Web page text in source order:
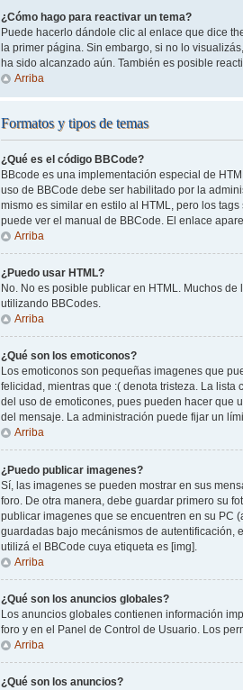
¿Cómo hago para reactivar un tema?
Puede hacerlo dándole clic al enlace que dice
la primer página. Sin embargo, si no lo
ha sido alcanzado aún. También es posible
Arriba
Formatos y tipos de temas
¿Qué es el código BBCode?
BBcode es una implementación especial de
uso de BBCode debe ser habilitado por la
mismo es similar en estilo al HTML, pero los
puede ver el manual de BBCode. El enlace
Arriba
¿Puedo usar HTML?
No. No es posible publicar en HTML. Muchos
utilizando BBCodes.
Arriba
¿Qué son los emoticonos?
Los emoticonos son pequeñas imagenes que
felicidad, mientras que :( denota tristeza. La
del uso de emoticones, pues pueden hacer que
del mensaje. La administración puede fijar un
Arriba
¿Puedo publicar imagenes?
Sí, las imagenes se pueden mostrar en sus
foro. De otra manera, debe guardar primero su
publicar imagenes que se encuentren en su PC
guardadas bajo mecánismos de autentificación,
utilizá el BBCode cuya etiqueta es [img].
Arriba
¿Qué son los anuncios globales?
Los anuncios globales contienen información
foro y en el Panel de Control de Usuario. Los
Arriba
¿Qué son los anuncios?